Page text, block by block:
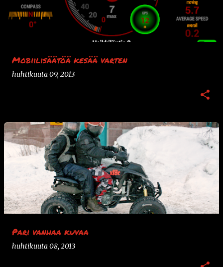
Mobiilisäätöä kesää varten
huhtikuuta 09, 2013
Pari vanhaa kuvaa
huhtikuuta 08, 2013